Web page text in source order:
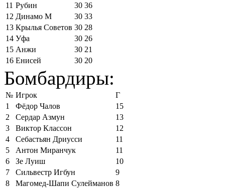
11 Рубин 30 36
12 Динамо М 30 33
13 Крылья Советов 30 28
14 Уфа 30 26
15 Анжи 30 21
16 Енисей 30 20
Бомбардиры:
№ Игрок
Г
1
Фёдор Чалов
15
2
Сердар Азмун
13
3
Виктор Классон
12
4
Себастьян Дриусси
11
5
Антон Миранчук
11
6
Зе Луиш
10
7
Сильвестр Игбун
9
8
Магомед-Шапи Сулейманов 8